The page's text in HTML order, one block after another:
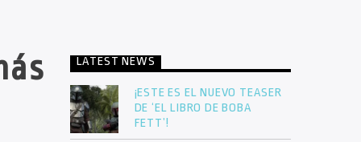
LATEST NEWS
¡ESTE ES EL NUEVO TEASER
DE ‘EL LIBRO DE BOBA
FETT’!